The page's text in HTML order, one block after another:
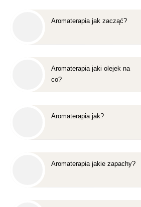
Aromaterapia jak zacząć?
Aromaterapia jaki olejek na
co?
Aromaterapia jak?
Aromaterapia jakie zapachy?